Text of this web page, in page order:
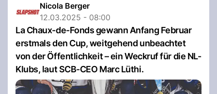
Nicola Berger
12.03.2025 - 08:00
La Chaux-de-Fonds gewann Anfang Februar
erstmals den Cup, weitgehend unbeachtet
von der Öffentlichkeit – ein Weckruf für die NL-
Klubs, laut SCB-CEO Marc Lüthi.